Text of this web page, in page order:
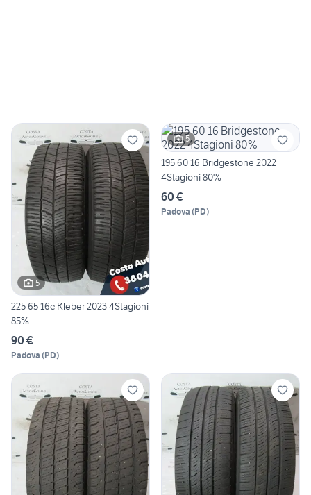
5
225 65 16c Kleber 2023 4Stagioni
85%
90 €
Padova (PD)
5
195 60 16 Bridgestone 2022
4Stagioni 80%
60 €
Padova (PD)